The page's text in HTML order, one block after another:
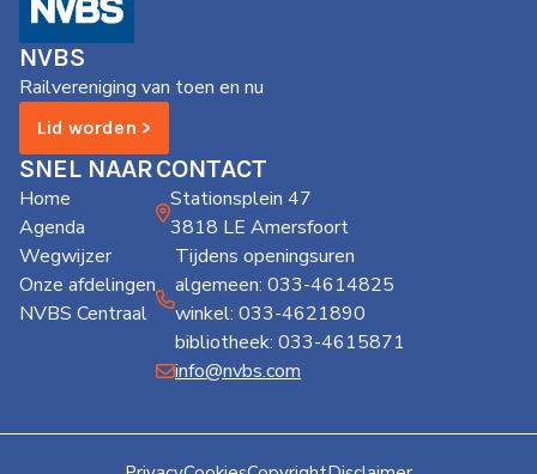
NVBS
Railvereniging van toen en nu
Lid worden >
SNEL NAAR
Home
Agenda
Wegwijzer
Onze afdelingen
NVBS Centraal
CONTACT
Stationsplein 47
3818 LE Amersfoort
Tijdens openingsuren
algemeen: 033-4614825
winkel: 033-4621890
bibliotheek: 033-4615871
info@nvbs.com